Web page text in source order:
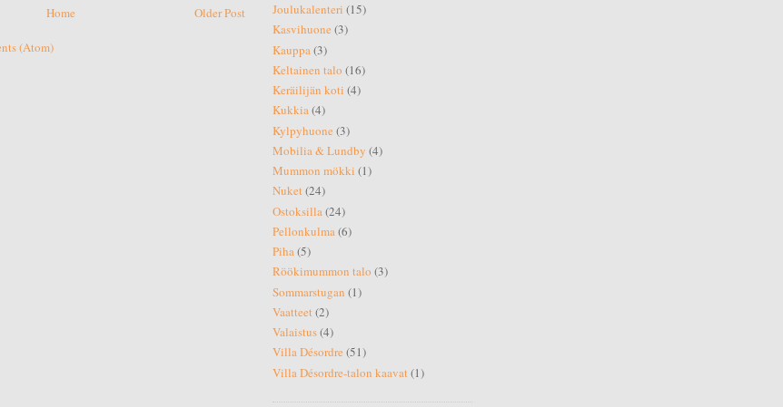
Older Post
Home
(Atom)
Joulukalenteri (15)
Kasvihuone (3)
Kauppa (3)
Keltainen talo (16)
Keräilijän koti (4)
Kukkia(4)
Kylpyhuone (3)
Mobilia & Lundby (4)
Mummon mökki (1)
Nuket(24)
Ostoksilla (24)
Pellonkulma(6)
Piha(5)
Röökimummon talo (3)
Sommarstugan (1)
Vaatteet(2)
Valaistus(4)
Villa Désordre (51)
Villa Désordre-talon kaavat (1)